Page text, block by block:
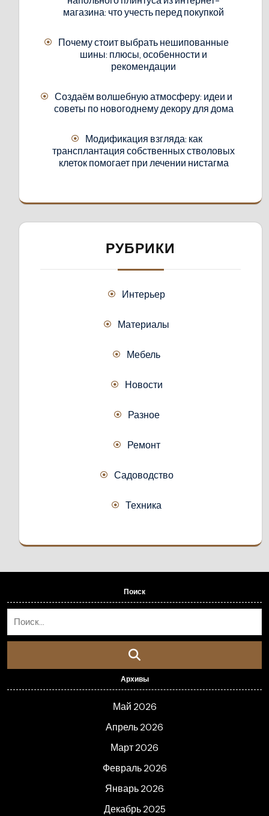
магазина: что учесть перед покупкой
Почему стоит выбрать нешипованные
шины: плюсы, особенности и
рекомендации
Создаём волшебную атмосферу: идеи и
советы по новогоднему декору для дома
Модификация взгляда: как
трансплантация собственных стволовых
клеток помогает при лечении нистагма
РУБРИКИ
Интерьер
Материалы
Мебель
Новости
Разное
Ремонт
Садоводство
Техника
Поиск
Архивы
Май 2026
Апрель 2026
Март 2026
Февраль 2026
Январь 2026
Декабрь 2025